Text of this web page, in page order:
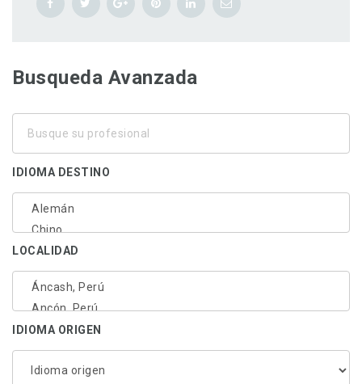
Busqueda Avanzada
IDIOMA DESTINO
LOCALIDAD
IDIOMA ORIGEN